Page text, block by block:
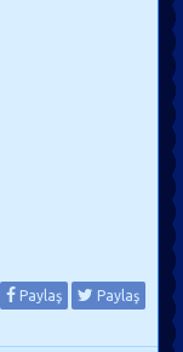
Paylaş Paylaş